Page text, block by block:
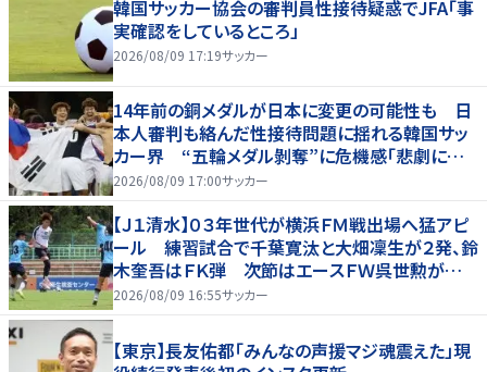
韓国サッカー協会の審判員性接待疑惑でJFA「事
実確認をしているところ」
2026/08/09 17:19サッカー
14年前の銅メダルが日本に変更の可能性も 日
本人審判も絡んだ性接待問題に揺れる韓国サッ
カー界 “五輪メダル剝奪”に危機感「悲劇に見
舞われる」
2026/08/09 17:00サッカー
【Ｊ１清水】０３年世代が横浜ＦＭ戦出場へ猛アピ
ール 練習試合で千葉寛汰と大畑凜生が２発、鈴
木奎吾はＦＫ弾 次節はエースＦＷ呉世勲が出
場停止
2026/08/09 16:55サッカー
【東京】長友佑都「みんなの声援マジ魂震えた」現